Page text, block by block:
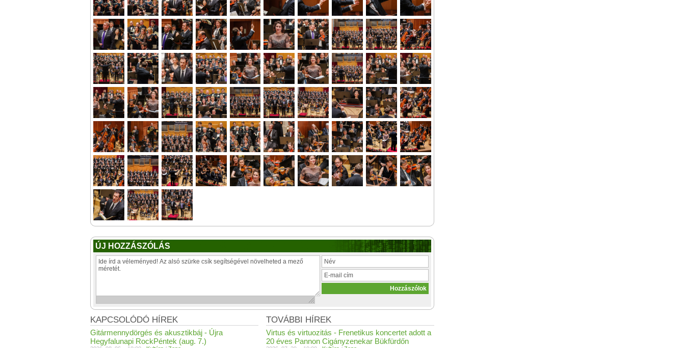
ÚJ HOZZÁSZÓLÁS
TOVÁBBI HÍREK
Virtus és virtuozitás - Frenetikus koncertet adott a
20 éves Pannon Cigányzenekar Bükfürdőn
KAPCSOLÓDÓ HÍREK
Gitármennydörgés és akusztikbáj - Újra
Hegyfalunapi RockPéntek (aug. 7.)